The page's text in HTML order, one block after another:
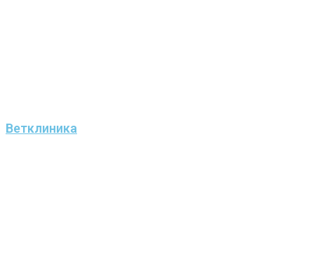
Ветклиника